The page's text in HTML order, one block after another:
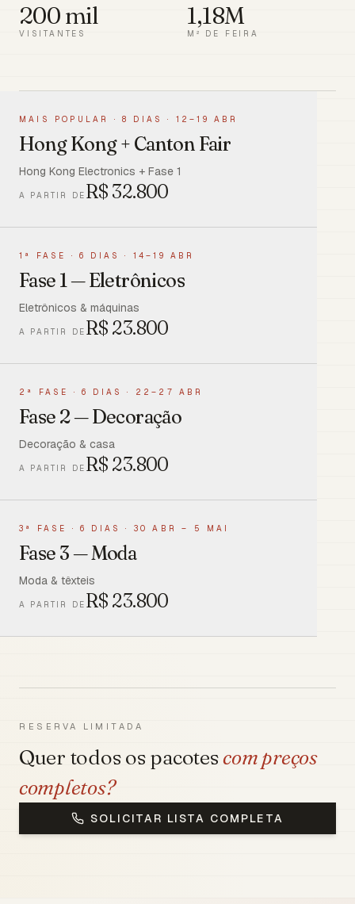
200 mil
VISITANTES
1,18M
M² DE FEIRA
MAIS POPULAR · 8 DIAS · 12–19 ABR
Hong Kong + Canton Fair
Hong Kong Electronics + Fase 1
A PARTIR DE R$ 32.800
1ª FASE · 6 DIAS · 14–19 ABR
Fase 1 — Eletrônicos
Eletrônicos & máquinas
A PARTIR DE R$ 23.800
2ª FASE · 6 DIAS · 22–27 ABR
Fase 2 — Decoração
Decoração & casa
A PARTIR DE R$ 23.800
3ª FASE · 6 DIAS · 30 ABR – 5 MAI
Fase 3 — Moda
Moda & têxteis
A PARTIR DE R$ 23.800
RESERVA LIMITADA
Quer todos os pacotescom preços
completos?
SOLICITAR LISTA COMPLETA